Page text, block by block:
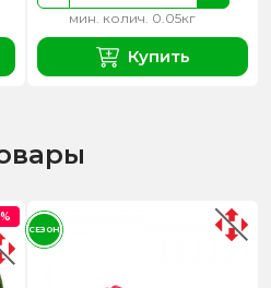
мин. колич. 0.05кг
Купить
СЕЗОН